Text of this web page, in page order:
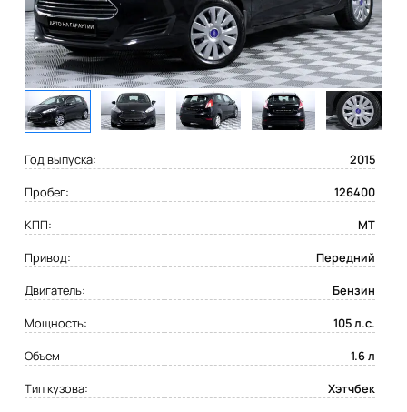
Год выпуска:
2015
Пробег:
126400
КПП:
MT
Привод:
Передний
Двигатель:
Бензин
Мощность:
105 л.с.
Объем
1.6 л
Тип кузова:
Хэтчбек